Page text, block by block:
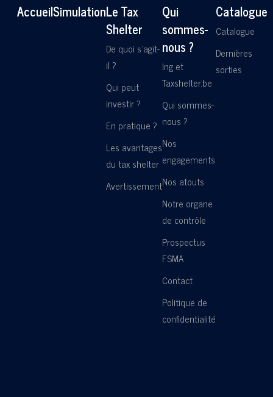
AccueilSimulationLe Tax
Shelter
De quoi s'agit-
il ?
Qui peut
investir ?
En pratique ?
Les avantages
du tax shelter
Avertissement
Qui
sommes-
nous ?
Ing et
Taxshelter.be
Qui sommes-
nous ?
Nos
engagements
Nos atouts
Notre organe
de contrôle
Prospectus
FSMA
Contact
Politique de
confidentialité
Catalogue
Catalogue
Dernières
sorties